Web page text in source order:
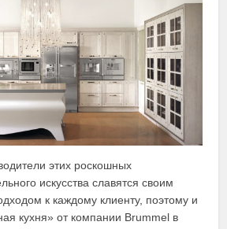
этих роскошных
искусства славятся своим
к каждому клиенту, поэтому и
кухня» от компании Brummel в